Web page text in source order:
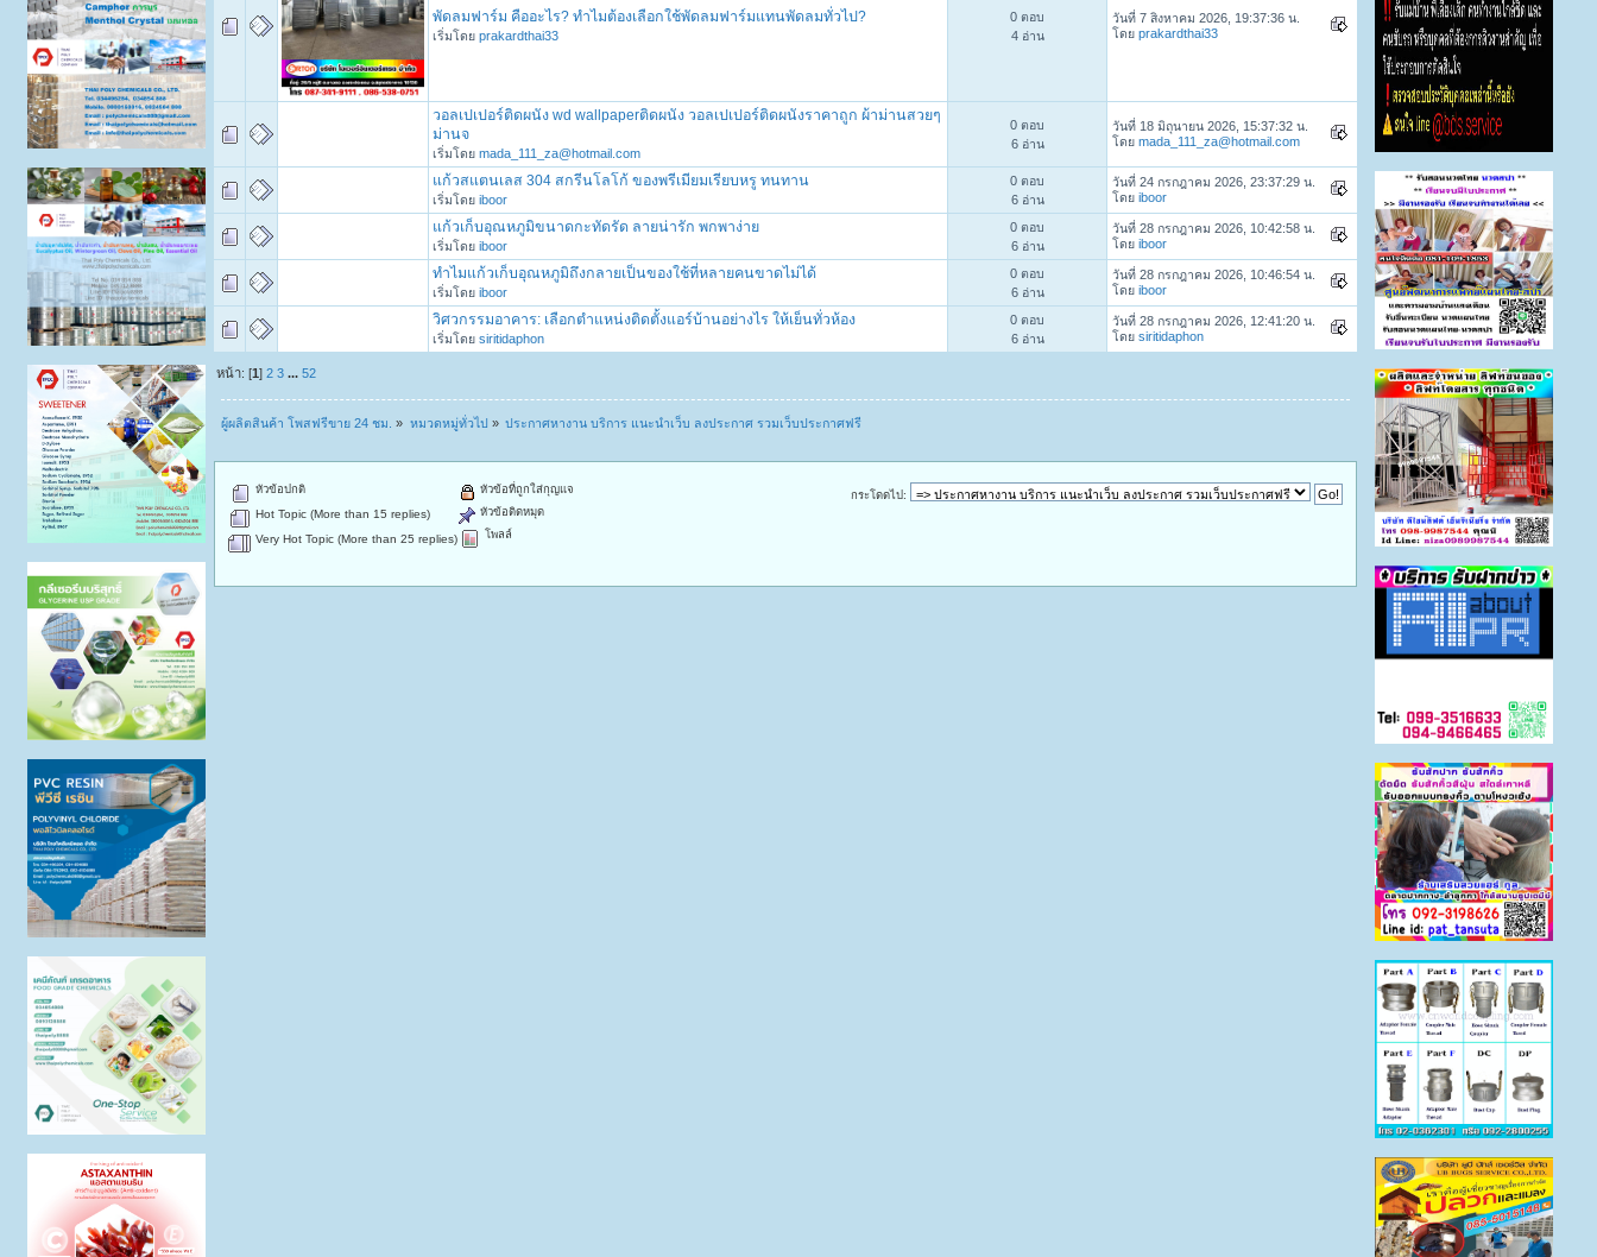
พัดลมฟาร์ม คืออะไร? ทำไมต้องเลือกใช้พัดลมฟาร์มแทนพัดลมทั่วไป?
เริ่มโดย prakardthai33
0 ตอบ
4 อ่าน
วันที่ 7 สิงหาคม 2026, 19:37:36 น.
โดย prakardthai33
วอลเปเปอร์ติดผนัง wd wallpaperติดผนัง วอลเปเปอร์ติดผนังราคาถูก ผ้าม่านสวยๆ
ม่านจ
เริ่มโดย mada_111_za@hotmail.com
0 ตอบ
6 อ่าน
วันที่ 18 มิถุนายน 2026, 15:37:32 น.
โดย mada_111_za@hotmail.com
แก้วสแตนเลส 304 สกรีนโลโก้ ของพรีเมียมเรียบหรู ทนทาน
เริ่มโดย iboor
0 ตอบ
6 อ่าน
วันที่ 24 กรกฎาคม 2026, 23:37:29 น.
โดย iboor
แก้วเก็บอุณหภูมิขนาดกะทัดรัด ลายน่ารัก พกพาง่าย
เริ่มโดย iboor
0 ตอบ
6 อ่าน
วันที่ 28 กรกฎาคม 2026, 10:42:58 น.
โดย iboor
ทำไมแก้วเก็บอุณหภูมิถึงกลายเป็นของใช้ที่หลายคนขาดไม่ได้
เริ่มโดย iboor
0 ตอบ
6 อ่าน
วันที่ 28 กรกฎาคม 2026, 10:46:54 น.
โดย iboor
วิศวกรรมอาคาร: เลือกตำแหน่งติดตั้งแอร์บ้านอย่างไร ให้เย็นทั่วห้อง
เริ่มโดย siritidaphon
0 ตอบ
6 อ่าน
วันที่ 28 กรกฎาคม 2026, 12:41:20 น.
โดย siritidaphon
หน้า: [1]2 3 ...52
ผู้ผลิตสินค้า โพสฟรีขาย 24 ชม. » หมวดหมู่ทั่วไป » ประกาศหางาน บริการ แนะนำเว็บ ลงประกาศ รวมเว็บประกาศฟรี
กระโดดไป:
หัวข้อปกติ
Hot Topic (More than 15 replies)
Very Hot Topic (More than 25 replies)
หัวข้อที่ถูกใส่กุญแจ
หัวข้อติดหมุด
โพลล์